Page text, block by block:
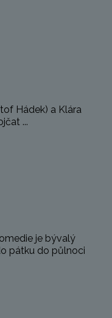
Hádek) a Klára
...
je bývalý
pátku do půlnoci